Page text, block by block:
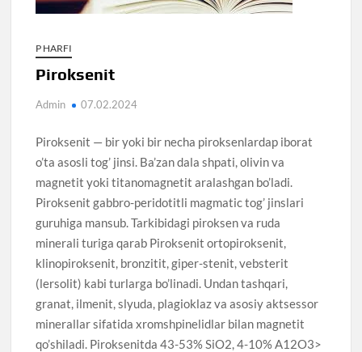
P HARFI
Piroksenit
Admin 07.02.2024
Piroksenit — bir yoki bir necha piroksenlardap iborat
o’ta asosli tog’ jinsi. Ba’zan dala shpati, olivin va
magnetit yoki titanomagnetit aralashgan bo’ladi.
Piroksenit gabbro-peridotitli magmatic tog’ jinslari
guruhiga mansub. Tarkibidagi piroksen va ruda
minerali turiga qarab Piroksenit ortopiroksenit,
klinopiroksenit, bronzitit, giper-stenit, vebsterit
(lersolit) kabi turlarga bo’linadi. Undan tashqari,
granat, ilmenit, slyuda, plagioklaz va asosiy aktsessor
minerallar sifatida xromshpinelidlar bilan magnetit
qo’shiladi. Piroksenitda 43-53% SiO2, 4-10% A12O3>